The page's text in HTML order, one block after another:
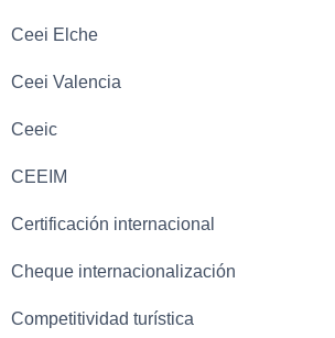
Ceei Elche
Ceei Valencia
Ceeic
CEEIM
Certificación internacional
Cheque internacionalización
Competitividad turística